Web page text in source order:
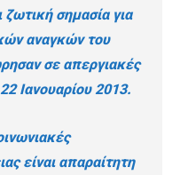
σημασία για
αναγκών του
σε απεργιακές
Ιανουαρίου 2013.
είναι απαραίτητη